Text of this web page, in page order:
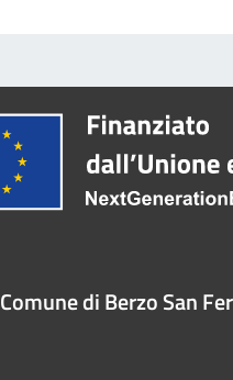
Comune di Berzo San